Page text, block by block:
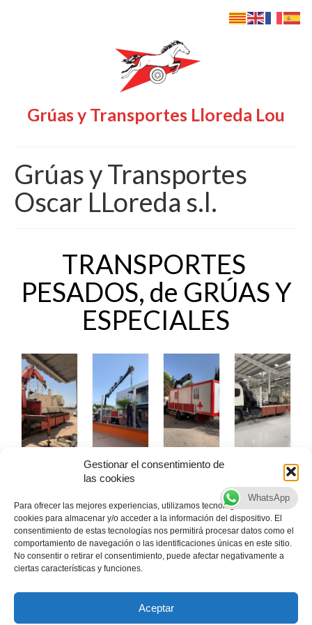
Gestionar el consentimiento de
las cookies
Para ofrecer las mejores experiencias, utilizamos tecnologías como las
cookies para almacenar y/o acceder a la información del dispositivo. El
consentimiento de estas tecnologías nos permitirá procesar datos como el
comportamiento de navegación o las identificaciones únicas en este sitio.
No consentir o retirar el consentimiento, puede afectar negativamente a
ciertas características y funciones.
Aceptar
Grúas y Transportes Lloreda Lou
Grúas y Transportes
Oscar LLoreda s.l.
TRANSPORTES
PESADOS, de GRÚAS Y
ESPECIALES
Empresa especializada en camiones grúa, realizamos
montajes industriales, servicios medioambientales,
transportes de maquinaria y carga y descarga de
maquinaria. Nos avala nuestra experiencia desde 1975.
Realizamos cualquier movimiento adecuándose a la
necesidad de nuestros clientes.
WhatsApp